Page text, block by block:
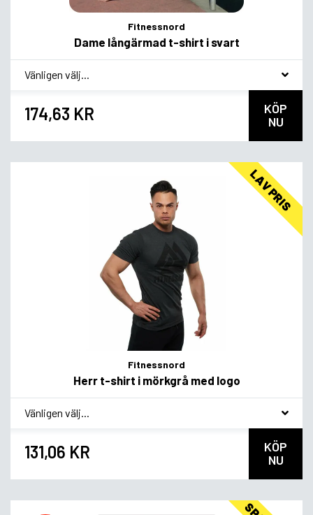
Fitnessnord
Dame långärmad t-shirt i svart
* Smagsvariant
174,63 KR
KÖP
NU
LAV PRIS
Fitnessnord
Herr t-shirt i mörkgrå med logo
* Smagsvariant
131,06 KR
KÖP
NU